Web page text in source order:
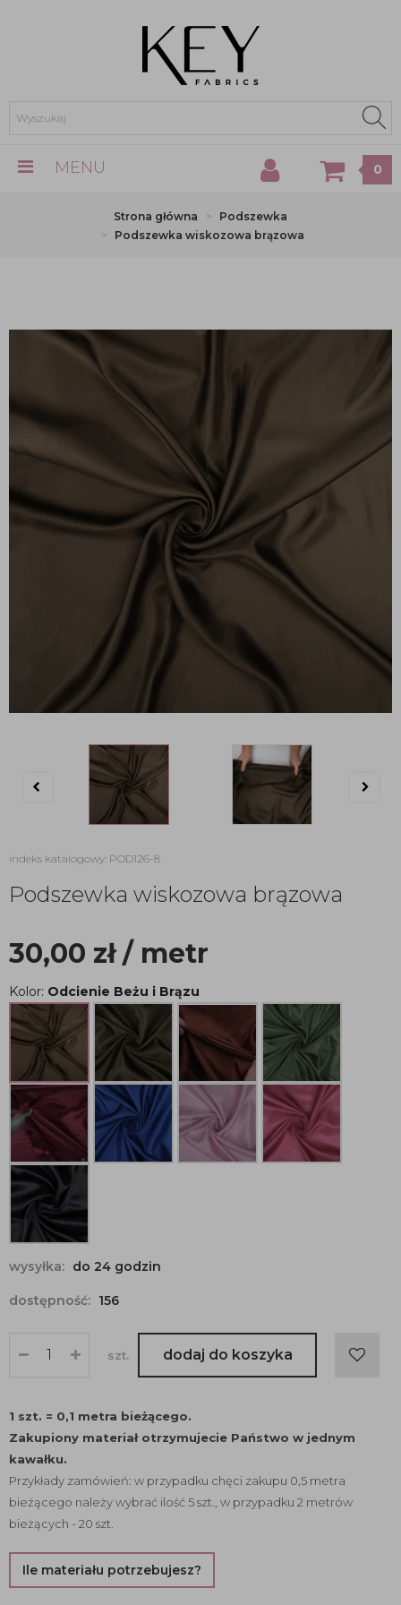
MENU 0
Strona główna
Podszewka
Podszewka wiskozowa brązowa
indeks katalogowy: POD126-8
Podszewka wiskozowa brązowa
30,00 zł/ metr
Kolor: Odcienie Beżu i Brązu
wysyłka: do 24 godzin
dostępność: 156
szt. dodaj do koszyka
1 szt. = 0,1 metra bieżącego.
Zakupiony materiał otrzymujecie Państwo w jednym
kawałku.
Przykłady zamówień: w przypadku chęci zakupu 0,5 metra
bieżącego należy wybrać ilość 5 szt., w przypadku 2 metrów
bieżących - 20 szt.
Ile materiału potrzebujesz?